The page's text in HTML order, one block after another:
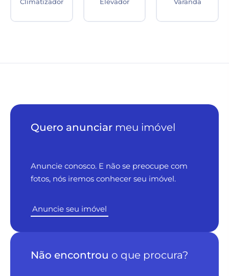
Quero anunciar meu imóvel
Anuncie conosco. E não se preocupe com
fotos, nós iremos conhecer seu imóvel.
Anuncie seu imóvel
Não encontrou o que procura?